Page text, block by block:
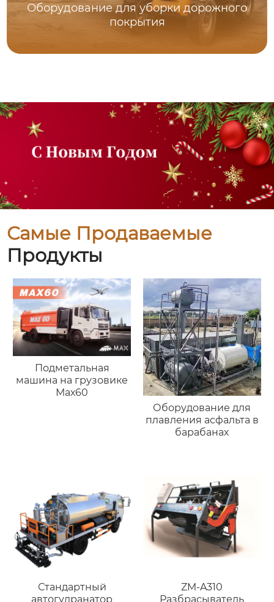
Оборудование для уборки дорожного
покрытия
Самые Продаваемые
Продукты
Подметальная
машина на грузовике
Мах60
Оборудование для
плавления асфальта в
барабанах
Стандартный
автогудранатор
ZM-A310
Разбрасыватель